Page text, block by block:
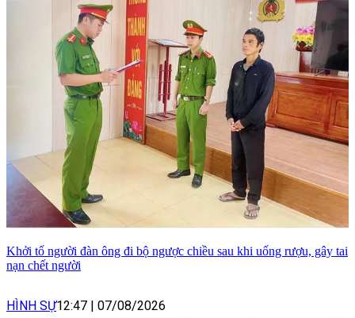
Khởi tố người đàn ông đi bộ ngược chiều sau khi uống rượu, gây tai
nạn chết người
HÌNH SỰ12:47 | 07/08/2026